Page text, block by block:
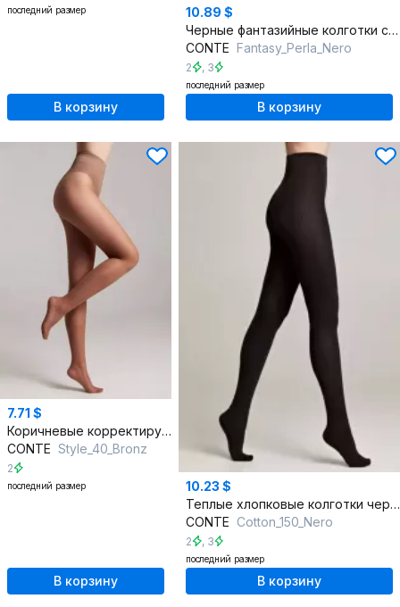
последний размер
В корзину
10.89 $
Черные фантазийные колготки с рисунком точек
CONTE Fantasy_Perla_Nero
2 , 3
последний размер
В корзину
7.71 $
Коричневые корректирующие колготки из трикотажа с утягиванием
CONTE Style_40_Bronz
2
последний размер
В корзину
10.23 $
Теплые хлопковые колготки черные с лайкрой для зимы
CONTE Cotton_150_Nero
2 , 3
последний размер
В корзину